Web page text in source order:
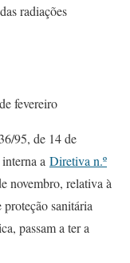
radiações
fevereiro
95, de 14 de
a Diretiva n.º
novembro, relativa à
sanitária
passam a ter a